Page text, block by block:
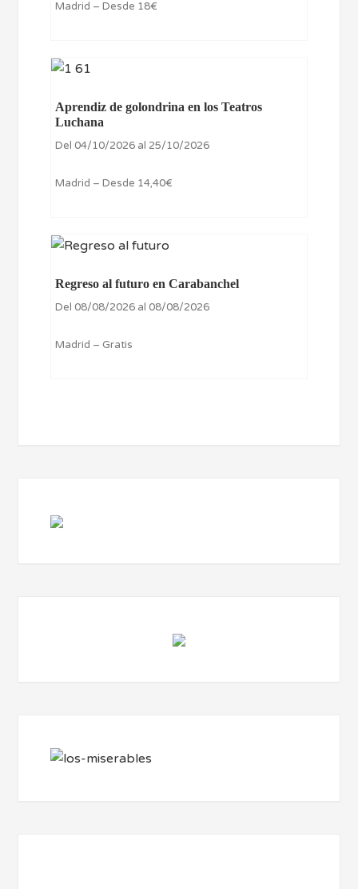
Madrid – Desde 18€
Aprendiz de golondrina en los Teatros
Luchana
Del 04/10/2026 al 25/10/2026
Madrid – Desde 14,40€
Regreso al futuro en Carabanchel
Del 08/08/2026 al 08/08/2026
Madrid – Gratis